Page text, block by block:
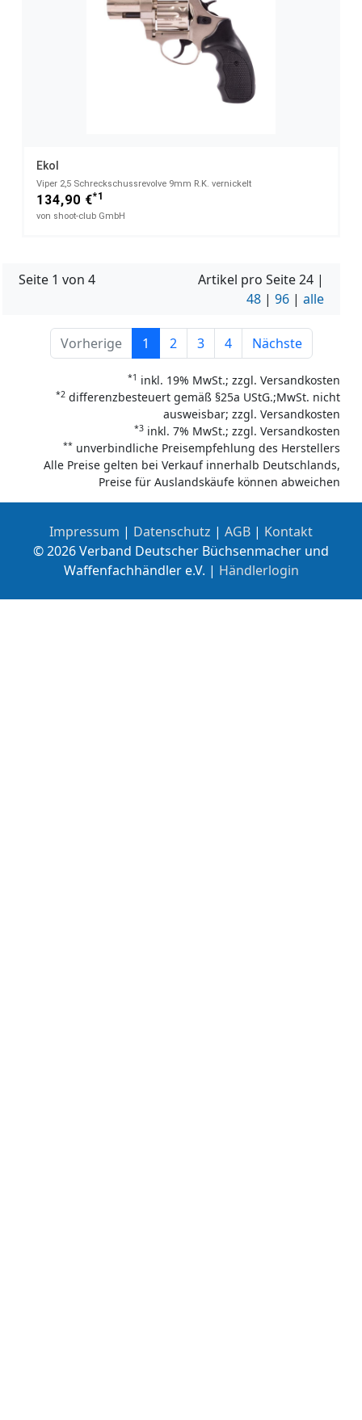
Ekol
Viper 2,5 Schreckschussrevolve 9mm R.K. vernickelt
134,90 €*1
von shoot-club GmbH
Seite 1 von 4 Artikel pro Seite24 |
48 | 96 | alle
Vorherige 1 2 3 4 Nächste
*1 inkl. 19% MwSt.; zzgl. Versandkosten
*2 differenzbesteuert gemäß §25a UStG.;MwSt. nicht
ausweisbar; zzgl. Versandkosten
*3 inkl. 7% MwSt.; zzgl. Versandkosten
** unverbindliche Preisempfehlung des Herstellers
Alle Preise gelten bei Verkauf innerhalb Deutschlands,
Preise für Auslandskäufe können abweichen
Impressum | Datenschutz | AGB | Kontakt
© 2026 Verband Deutscher Büchsenmacher und
Waffenfachhändler e.V. | Händlerlogin